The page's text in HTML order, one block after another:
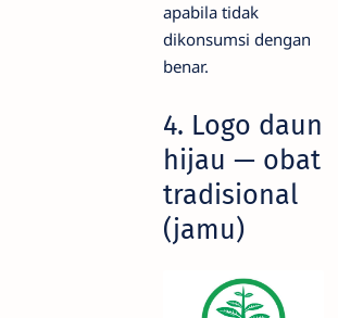
apabila tidak
dikonsumsi dengan
benar.
4. Logo daun
hijau — obat
tradisional
(jamu)